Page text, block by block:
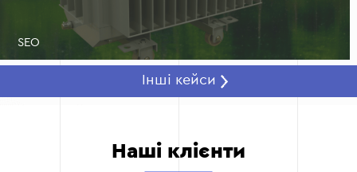
SEO
Інші кейси
Наші клієнти